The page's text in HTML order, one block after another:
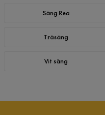
Säng Rea
Träsäng
Vit säng